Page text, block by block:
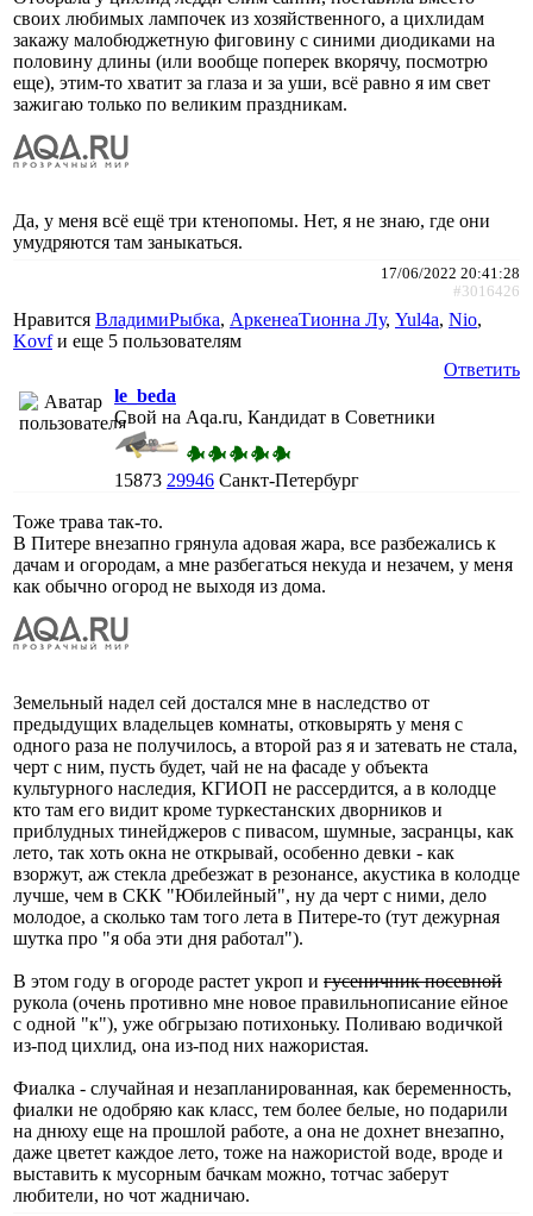
своих любимых лампочек из хозяйственного, а цихлидам
закажу малобюджетную фиговину с синими диодиками на
половину длины (или вообще поперек вкорячу, посмотрю
еще), этим-то хватит за глаза и за уши, всё равно я им свет
зажигаю только по великим праздникам.
Да, у меня всё ещё три ктенопомы. Нет, я не знаю, где они
умудряются там заныкаться.
17/06/2022 20:41:28
#3016426
Нравится ВладимиРыбка, АркенеаТионна Лу, Yul4a, Nio,
Kovfи еще 5 пользователям
Ответить
le_beda
Свой на Aqa.ru, Кандидат в Советники
15873 29946 Санкт-Петербург
Тоже трава так-то.
В Питере внезапно грянула адовая жара, все разбежались к
дачам и огородам, а мне разбегаться некуда и незачем, у меня
как обычно огород не выходя из дома.
Земельный надел сей достался мне в наследство от
предыдущих владельцев комнаты, отковырять у меня с
одного раза не получилось, а второй раз я и затевать не стала,
черт с ним, пусть будет, чай не на фасаде у объекта
культурного наследия, КГИОП не рассердится, а в колодце
кто там его видит кроме туркестанских дворников и
приблудных тинейджеров с пивасом, шумные, засранцы, как
лето, так хоть окна не открывай, особенно девки - как
взоржут, аж стекла дребезжат в резонансе, акустика в колодце
лучше, чем в СКК "Юбилейный", ну да черт с ними, дело
молодое, а сколько там того лета в Питере-то (тут дежурная
шутка про "я оба эти дня работал").
В этом году в огороде растет укроп и гусеничник посевной
рукола (очень противно мне новое правильнописание ейное
с одной "к"), уже обгрызаю потихоньку. Поливаю водичкой
из-под цихлид, она из-под них нажористая.
Фиалка - случайная и незапланированная, как беременность,
фиалки не одобряю как класс, тем более белые, но подарили
на днюху еще на прошлой работе, а она не дохнет внезапно,
даже цветет каждое лето, тоже на нажористой воде, вроде и
выставить к мусорным бачкам можно, тотчас заберут
любители, но чот жадничаю.